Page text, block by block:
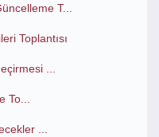
T...
Toplantısı
...
To...
...